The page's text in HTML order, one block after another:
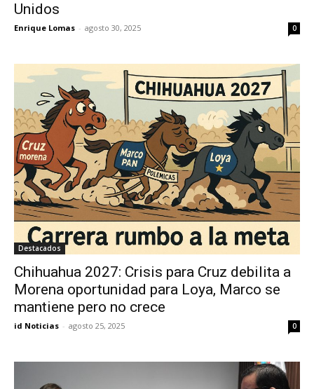
Unidos
Enrique Lomas - agosto 30, 2025 0
Destacados
Chihuahua 2027: Crisis para Cruz debilita a
Morena oportunidad para Loya, Marco se
mantiene pero no crece
id Noticias - agosto 25, 2025 0